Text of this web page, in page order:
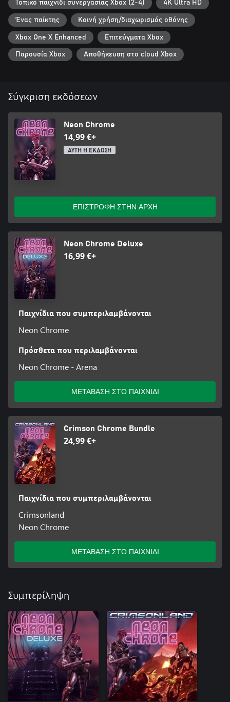
Τοπικό παιχνίδι συνεργασίας Xbox (2-4) 4K Ultra HD
Ένας παίκτης Κοινή χρήση/διαχωρισμός οθόνης
Xbox One X Enhanced Επιτεύγματα Xbox
Παρουσία Xbox Αποθήκευση στο cloud Xbox
Σύγκριση εκδόσεων
Neon Chrome
14,99 €+
ΑΥΤΗ Η ΕΚΔΟΣΗ
ΕΠΙΣΤΡΟΦΗ ΣΤΗΝ ΑΡΧΗ
Neon Chrome Deluxe
16,99 €+
Παιχνίδια που συμπεριλαμβάνονται
Neon Chrome
Πρόσθετα που περιλαμβάνονται
Neon Chrome - Arena
ΜΕΤΑΒΑΣΗ ΣΤΟ ΠΑΙΧΝΙΔΙ
Crimson Chrome Bundle
24,99 €+
Παιχνίδια που συμπεριλαμβάνονται
Crimsonland
Neon Chrome
ΜΕΤΑΒΑΣΗ ΣΤΟ ΠΑΙΧΝΙΔΙ
Συμπερίληψη